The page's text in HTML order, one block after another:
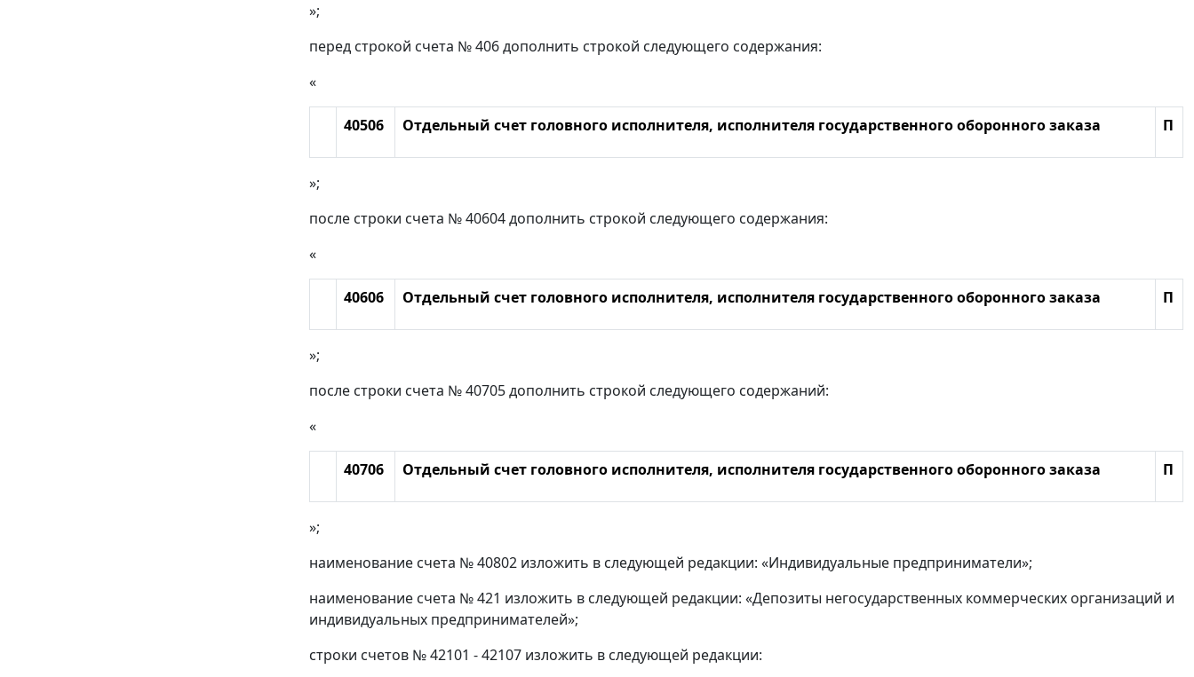
»;
перед строкой счета № 406 дополнить строкой следующего содержания:
«
40506 Отдельный счет головного исполнителя, исполнителя государственного оборонного заказа П
»;
после строки счета № 40604 дополнить строкой следующего содержания:
«
40606 Отдельный счет головного исполнителя, исполнителя государственного оборонного заказа П
»;
после строки счета № 40705 дополнить строкой следующего содержаний:
«
40706 Отдельный счет головного исполнителя, исполнителя государственного оборонного заказа П
»;
наименование счета № 40802 изложить в следующей редакции: «Индивидуальные предприниматели»;
наименование счета № 421 изложить в следующей редакции: «Депозиты негосударственных коммерческих организаций и
индивидуальных предпринимателей»;
строки счетов № 42101 - 42107 изложить в следующей редакции: